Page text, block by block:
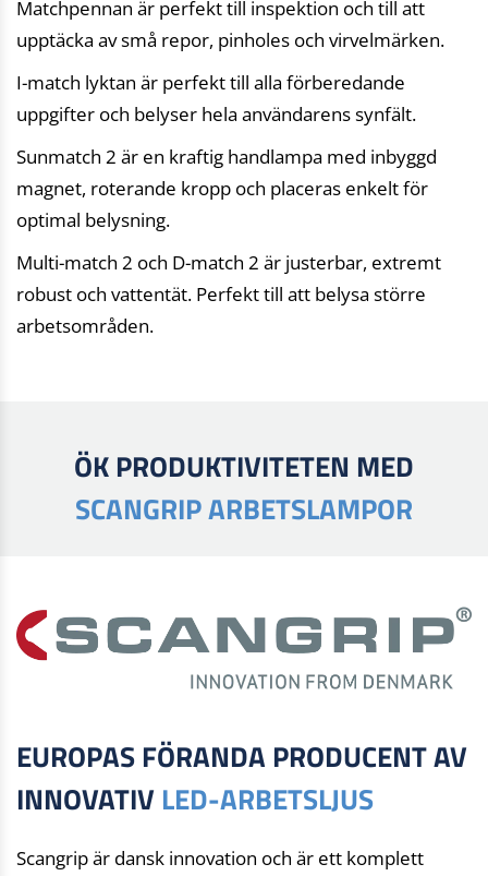
Matchpennan är perfekt till inspektion och till att
upptäcka av små repor, pinholes och virvelmärken.
I-match lyktan är perfekt till alla förberedande
uppgifter och belyser hela användarens synfält.
Sunmatch 2 är en kraftig handlampa med inbyggd
magnet, roterande kropp och placeras enkelt för
optimal belysning.
Multi-match 2 och D-match 2 är justerbar, extremt
robust och vattentät. Perfekt till att belysa större
arbetsområden.
ÖK PRODUKTIVITETEN MED
SCANGRIP ARBETSLAMPOR
EUROPAS FÖRANDA PRODUCENT AV
INNOVATIV LED-ARBETSLJUS
Scangrip är dansk innovation och är ett komplett